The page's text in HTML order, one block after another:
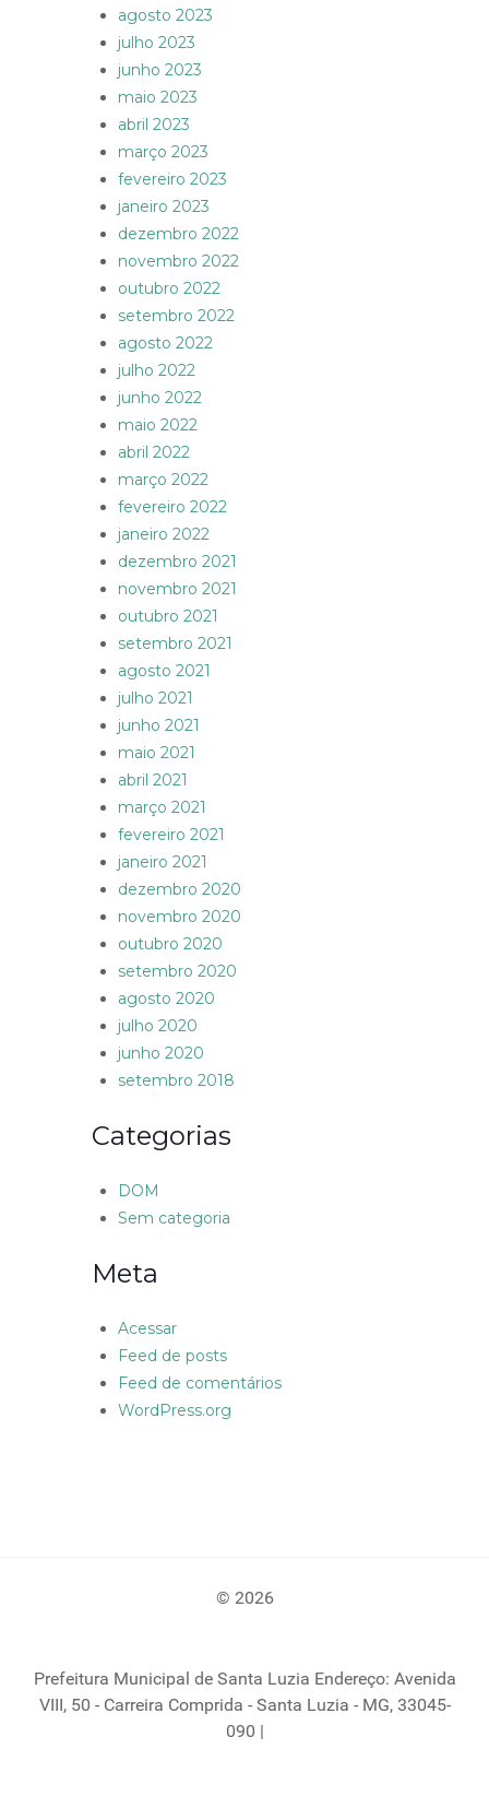
agosto 2023
julho 2023
junho 2023
maio 2023
abril 2023
março 2023
fevereiro 2023
janeiro 2023
dezembro 2022
novembro 2022
outubro 2022
setembro 2022
agosto 2022
julho 2022
junho 2022
maio 2022
abril 2022
março 2022
fevereiro 2022
janeiro 2022
dezembro 2021
novembro 2021
outubro 2021
setembro 2021
agosto 2021
julho 2021
junho 2021
maio 2021
abril 2021
março 2021
fevereiro 2021
janeiro 2021
dezembro 2020
novembro 2020
outubro 2020
setembro 2020
agosto 2020
julho 2020
junho 2020
setembro 2018
Categorias
DOM
Sem categoria
Meta
Acessar
Feed de posts
Feed de comentários
WordPress.org
© 2026
Prefeitura Municipal de Santa Luzia Endereço: Avenida
VIII, 50 - Carreira Comprida - Santa Luzia - MG, 33045-
090 |